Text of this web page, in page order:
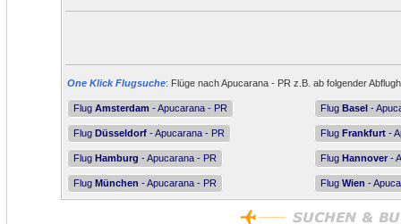
One Klick Flugsuche: Flüge nach Apucarana - PR z.B. ab folgender
Flug Amsterdam - Apucarana - PR Flug Basel -
Flug Düsseldorf - Apucarana - PR Flug Frankfurt -
Flug Hamburg - Apucarana - PR Flug Hannover -
Flug München - Apucarana - PR Flug Wien -